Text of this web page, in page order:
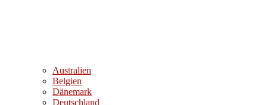
Australien
Belgien
Dänemark
Deutschland